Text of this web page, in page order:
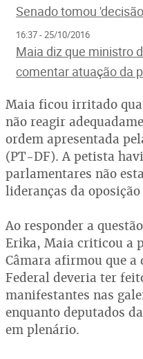
Senado tomou
16:37 - 25/10/2016
Maia diz que ministro
comentar atuação da
Maia ficou irritado
não reagir
ordem apresentada
(PT-DF). A petista
parlamentares não
lideranças da
Ao responder a
Erika, Maia criticou a
Câmara afirmou que
Federal deveria ter
manifestantes nas
enquanto deputados
em plenário.